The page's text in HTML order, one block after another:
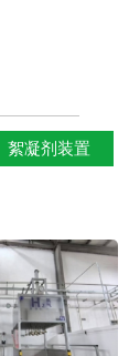
絮凝剂装置